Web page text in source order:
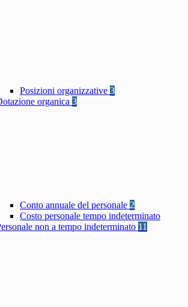
Posizioni organizzative 3
organica 3
Conto annuale del personale 2
Costo personale tempo indeterminato
non a tempo indeterminato 11